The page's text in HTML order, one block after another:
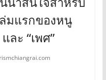
มแรกของหนู
ละ “เพศ”